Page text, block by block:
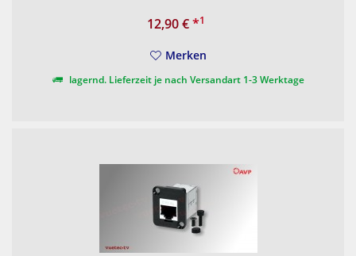
12,90 €*1
Merken
lagernd. Lieferzeit je nach Versandart 1-3 Werktage